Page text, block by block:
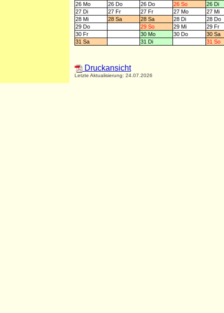
26 Mo
26 Do 26 Do 26 So
26 Di
27 Di
27 Fr 27 Fr 27 Mo
27 Mi
28 Mi
28 Sa 28 Sa 28 Di
28 Do
29 Do
29 So 29 Mi
29 Fr
30 Fr
30 Mo 30 Do
30 Sa
31 Sa
31 Di 31 So
Druckansicht
Letzte Aktualisierung: 24.07.2026